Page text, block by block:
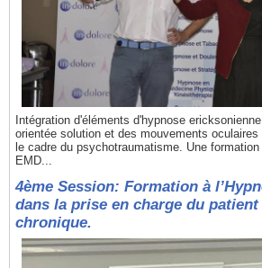
Intégration d'éléments d'hypnose
orientée solution et des mouvements
le cadre du psychotraumatisme. Une
EMD...
4ème Session: Formation à
dans la prise en charge du
chronique.